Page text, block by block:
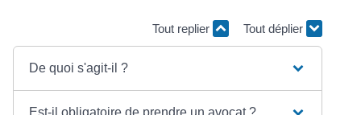
Tout replier Tout déplier
De quoi s'agit-il ?
Est-il obligatoire de prendre un avocat ?